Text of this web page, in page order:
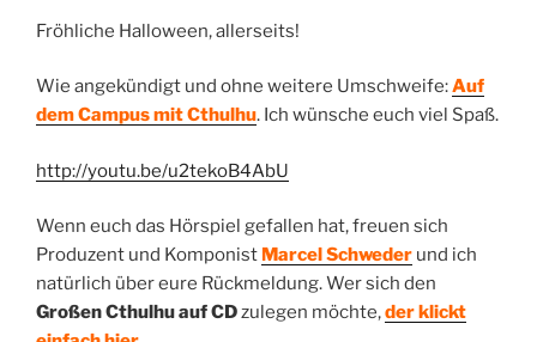
Fröhliche Halloween, allerseits!
Wie angekündigt und ohne weitere Umschweife:Auf
dem Campus mit Cthulhu. Ich wünsche euch viel Spaß.
http://youtu.be/u2tekoB4AbU
Wenn euch das Hörspiel gefallen hat, freuen sich
Produzent und Komponist Marcel Schweder und ich
natürlich über eure Rückmeldung. Wer sich den
Großen Cthulhu auf CDzulegen möchte,der klickt